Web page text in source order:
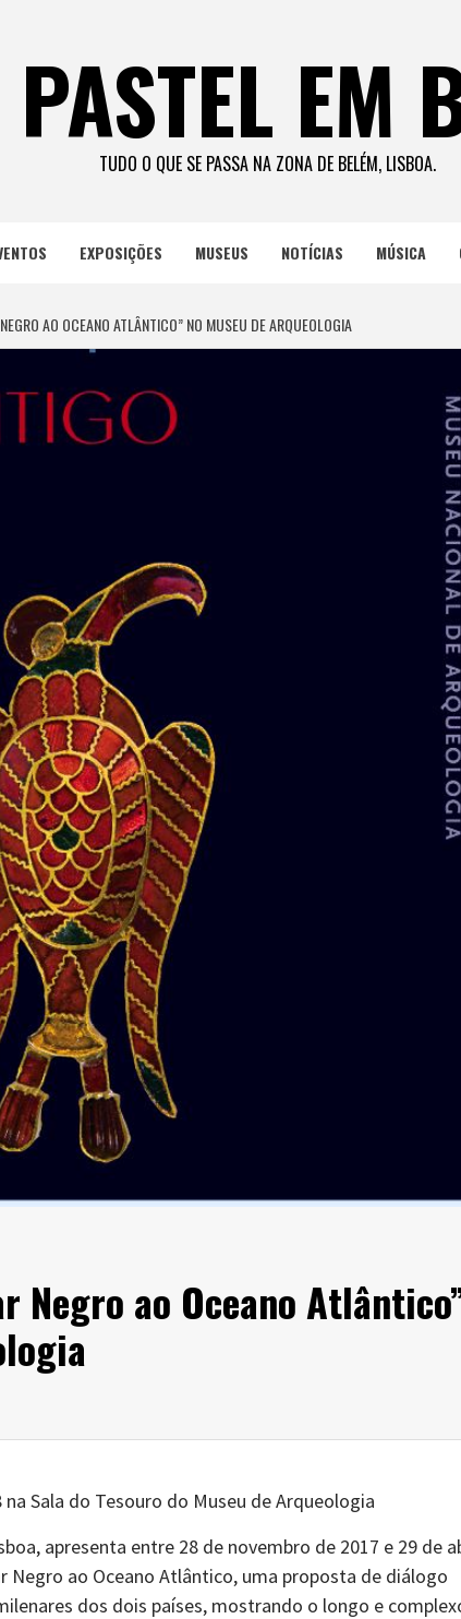
EM
TUDO O QUE SE PASSA NA ZONA DE BELÉM, LISBOA.
EXPOSIÇÕES MUSEUS NOTÍCIAS MÚSICA
AO OCEANO ATLÂNTICO” NO MUSEU DE ARQUEOLOGIA
Negro ao Oceano
Sala do Tesouro do Museu de Arqueologia
apresenta entre 28 de novembro de 2017 e 29 de
Negro ao Oceano Atlântico, uma proposta de diálogo
dos dois países, mostrando o longo e